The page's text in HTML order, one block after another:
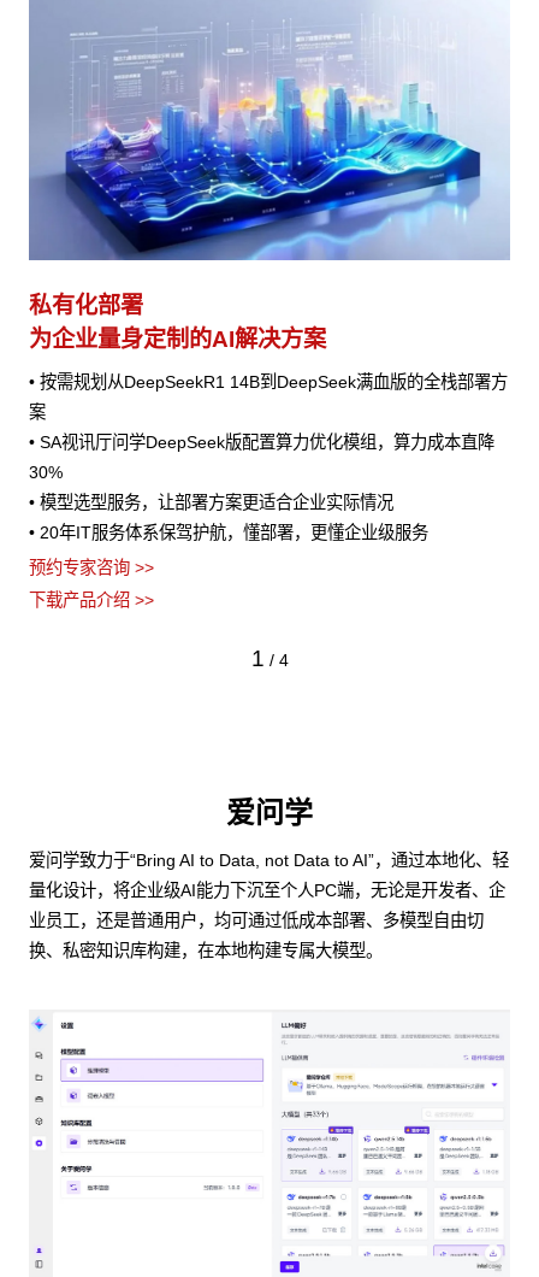
私有化部署
为企业量身定制的AI解决方案
• 按需规划从DeepSeekR1 14B到DeepSeek满血版的全栈部署方
案
• SA视讯厅问学DeepSeek版配置算力优化模组，算力成本直降
30%
• 模型选型服务，让部署方案更适合企业实际情况
• 20年IT服务体系保驾护航，懂部署，更懂企业级服务
预约专家咨询 >>
下载产品介绍 >>
1 / 4
爱问学
爱问学致力于“Bring AI to Data, not Data to AI”，通过本地化、轻
量化设计，将企业级AI能力下沉至个人PC端，无论是开发者、企
业员工，还是普通用户，均可通过低成本部署、多模型自由切
换、私密知识库构建，在本地构建专属大模型。